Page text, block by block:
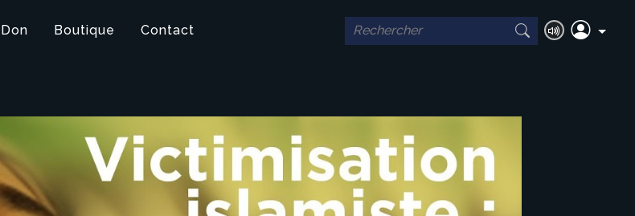
Don Boutique Contact